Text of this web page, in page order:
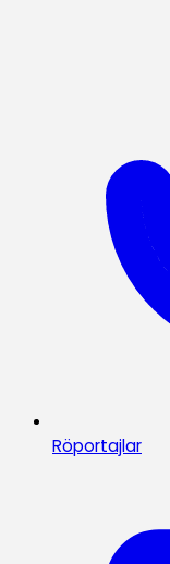
Röportajlar